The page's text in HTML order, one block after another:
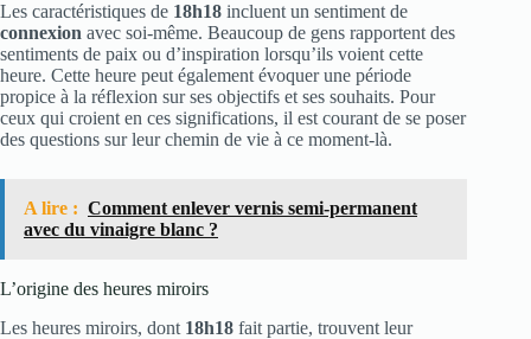
Les caractéristiques de 18h18 incluent un sentiment de
connexion avec soi-même. Beaucoup de gens rapportent des
sentiments de paix ou d’inspiration lorsqu’ils voient cette
heure. Cette heure peut également évoquer une période
propice à la réflexion sur ses objectifs et ses souhaits. Pour
ceux qui croient en ces significations, il est courant de se poser
des questions sur leur chemin de vie à ce moment-là.
A lire : Comment enlever vernis semi-permanent
avec du vinaigre blanc ?
L’origine des heures miroirs
Les heures miroirs, dont 18h18 fait partie, trouvent leur